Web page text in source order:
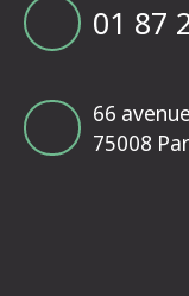
01 87
66
75008